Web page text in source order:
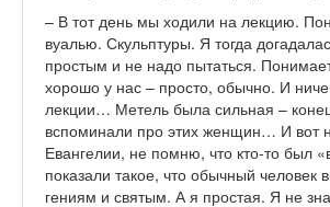
– В тот день мы ходили на лекцию.
вуалью. Скульптуры. Я тогда
простым и не надо пытаться.
хорошо у нас – просто, обычно. И
лекции… Метель была сильная –
вспоминали про этих женщин… И вот
Евангелии, не помню, что кто-то был
показали такое, что обычный
гениям и святым. А я простая. Я не